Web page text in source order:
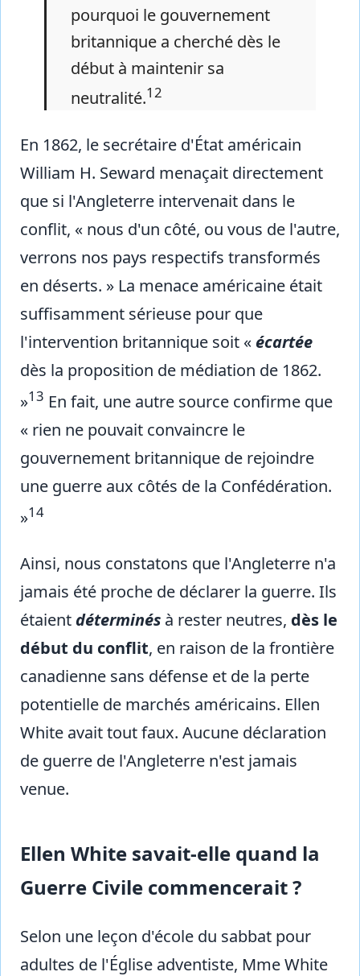
pourquoi le gouvernement
britannique a cherché dès le
début à maintenir sa
neutralité.12
En 1862, le secrétaire d'État américain
William H. Seward menaçait directement
que si l'Angleterre intervenait dans le
conflit, « nous d'un côté, ou vous de l'autre,
verrons nos pays respectifs transformés
en déserts. » La menace américaine était
suffisamment sérieuse pour que
l'intervention britannique soit « écartée
dès la proposition de médiation de 1862.
»13 En fait, une autre source confirme que
« rien ne pouvait convaincre le
gouvernement britannique de rejoindre
une guerre aux côtés de la Confédération.
»14
Ainsi, nous constatons que l'Angleterre n'a
jamais été proche de déclarer la guerre. Ils
étaient déterminés à rester neutres, dès le
début du conflit, en raison de la frontière
canadienne sans défense et de la perte
potentielle de marchés américains. Ellen
White avait tout faux. Aucune déclaration
de guerre de l'Angleterre n'est jamais
venue.
Ellen White savait-elle quand la
Guerre Civile commencerait ?
Selon une leçon d'école du sabbat pour
adultes de l'Église adventiste, Mme White